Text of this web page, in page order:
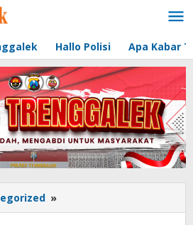
Hallo Polisi Apa Kabar
»
Damai